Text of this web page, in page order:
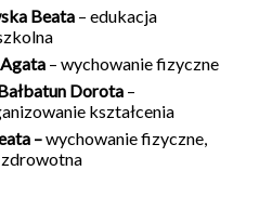
Beata – edukacja
– wychowanie fizyczne
Dorota –
kształcenia
–wychowanie fizyczne,